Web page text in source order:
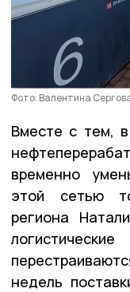
Фото: Валентина
Вместе с тем,
временно
этой сетью
региона
недель